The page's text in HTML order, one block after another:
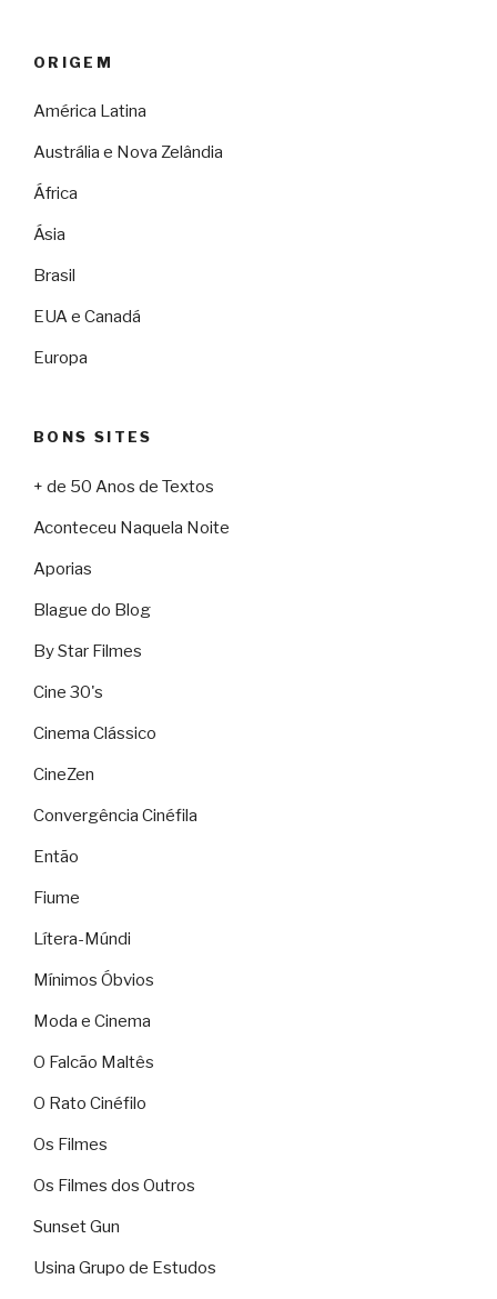
ORIGEM
América Latina
Austrália e Nova Zelândia
África
Ásia
Brasil
EUA e Canadá
Europa
BONS SITES
+ de 50 Anos de Textos
Aconteceu Naquela Noite
Aporias
Blague do Blog
By Star Filmes
Cine 30's
Cinema Clássico
CineZen
Convergência Cinéfila
Então
Fiume
Lítera-Múndi
Mínimos Óbvios
Moda e Cinema
O Falcão Maltês
O Rato Cinéfilo
Os Filmes
Os Filmes dos Outros
Sunset Gun
Usina Grupo de Estudos